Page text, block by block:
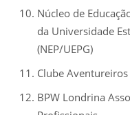
Núcleo de
da Universidade
(NEP/UEPG)
Clube
BPW Londrina